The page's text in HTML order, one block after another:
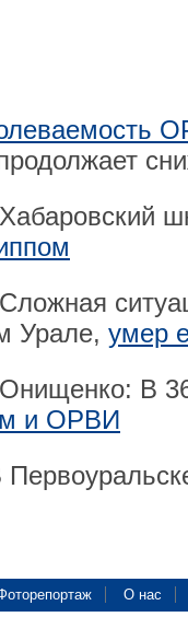
Хабаровский
Сложная
Урале, умер
Онищенко: В
и ОРВИ
О нас